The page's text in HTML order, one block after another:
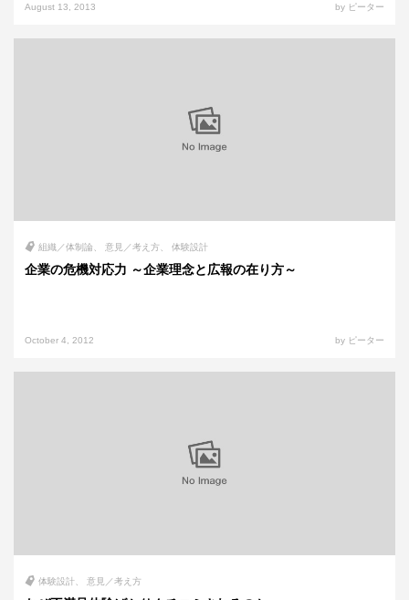
August 13, 2013 by ピーター
組織／体制論 意見／考え方 体験設計
企業の危機対応力 ～企業理念と広報の在り方～
October 4, 2012 by ピーター
体験設計 意見／考え方